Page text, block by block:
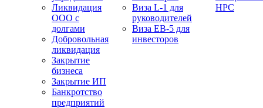
Ликвидация
ООО с
долгами
Добровольная
ликвидация
Закрытие
бизнеса
Закрытие ИП
Банкротство
предприятий
Виза L-1 для
руководителей
Виза EB-5 для
инвесторов
НРС